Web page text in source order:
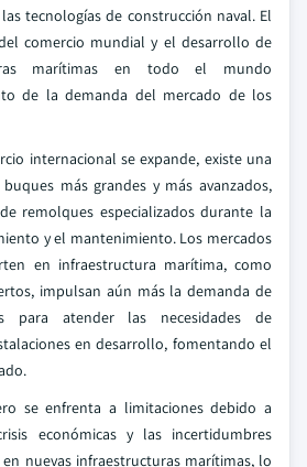
tecnologías de construcción naval. El
comercio mundial y el desarrollo de
marítimas en todo el mundo
de la demanda del mercado de los
internacional se expande, existe una
más grandes y más avanzados,
remolques especializados durante la
y el mantenimiento. Los mercados
en infraestructura marítima, como
impulsan aún más la demanda de
para atender las necesidades de
en desarrollo, fomentando el
se enfrenta a limitaciones debido a
económicas y las incertidumbres
nuevas infraestructuras marítimas, lo